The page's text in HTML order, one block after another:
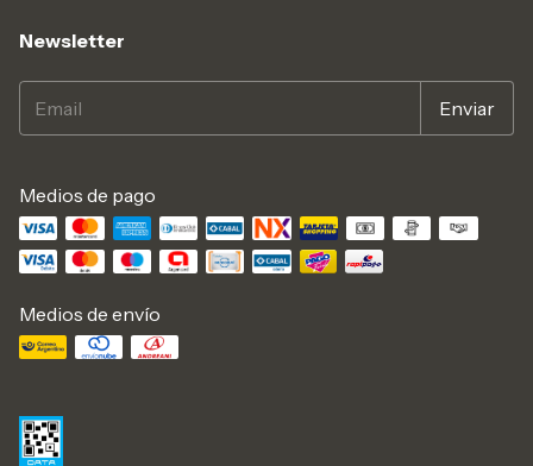
Newsletter
Medios de pago
Medios de envío